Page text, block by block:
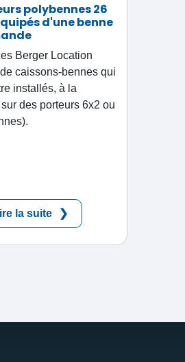
polybennes 26
d'une benne
Berger Location
caissons-bennes qui
installés, à la
des porteurs 6x2 ou
la suite